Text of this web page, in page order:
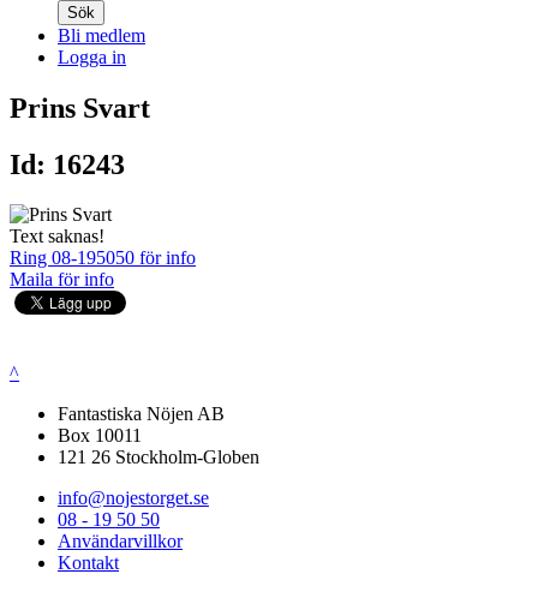
Sök
Bli medlem
Logga in
Prins Svart
Id: 16243
Text saknas!
Ring 08-195050 för info
Maila för info
^
Fantastiska Nöjen AB
Box 10011
121 26 Stockholm-Globen
info@nojestorget.se
08 - 19 50 50
Användarvillkor
Kontakt